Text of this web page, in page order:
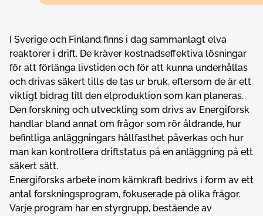
I Sverige och Finland finns i dag sammanlagt elva
reaktorer i drift. De kräver kostnadseffektiva lösningar
för att förlänga livstiden och för att kunna underhållas
och drivas säkert tills de tas ur bruk, eftersom de är ett
viktigt bidrag till den elproduktion som kan planeras.
Den forskning och utveckling som drivs av Energiforsk
handlar bland annat om frågor som rör åldrande, hur
befintliga anläggningars hållfasthet påverkas och hur
man kan kontrollera driftstatus på en anläggning på ett
säkert sätt.
Energiforsks arbete inom kärnkraft bedrivs i form av ett
antal forskningsprogram, fokuserade på olika frågor.
Varje program har en styrgrupp, bestående av